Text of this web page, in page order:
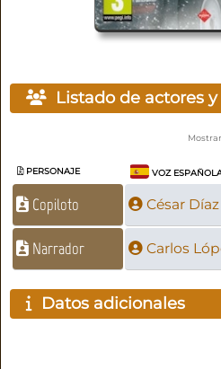
Listado de actores
PERSONAJE VOZ
Copiloto César
Narrador Carlos
Datos adicionales